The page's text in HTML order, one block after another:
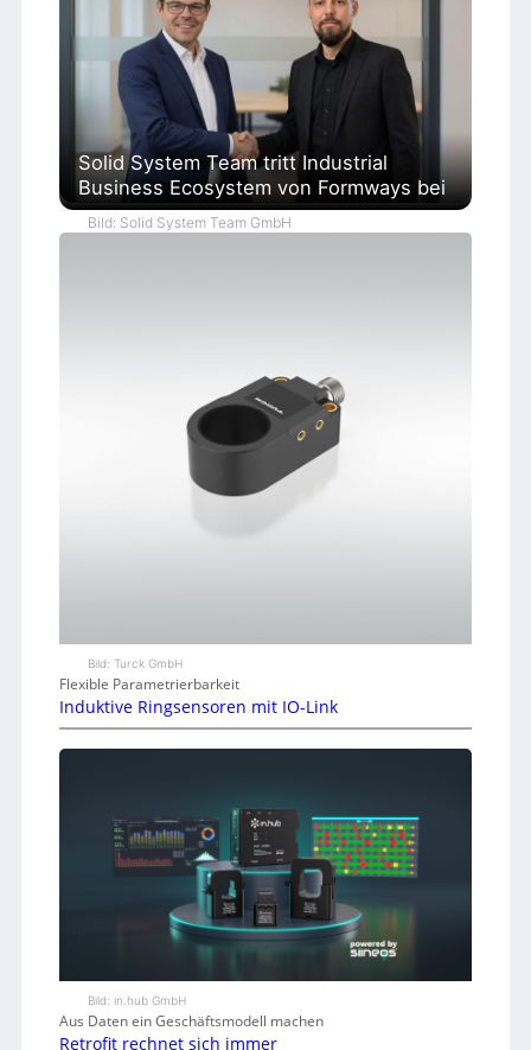
Solid System Team tritt Industrial
Business Ecosystem von Formways bei
Bild: Solid System Team GmbH
Bild: Turck GmbH
Flexible Parametrierbarkeit
Induktive Ringsensoren mit IO-Link
Bild: in.hub GmbH
Aus Daten ein Geschäftsmodell machen
Retrofit rechnet sich immer